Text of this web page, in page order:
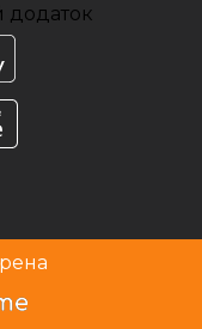
додаток